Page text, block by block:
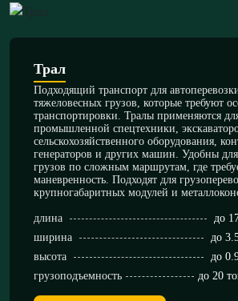
Трал
Подходящий транспорт для
тяжеловесных грузов, которые требуют
транспортировки. Тралы применяются
промышленной спецтехники,
сельскохозяйственного оборудования,
генераторов и других машин. Удобны
грузов по сложным маршрутам, где
маневренность. Подходят для
крупногабаритных модулей и
длина
до
ширина
до
высота
до
грузоподъемность
до 20